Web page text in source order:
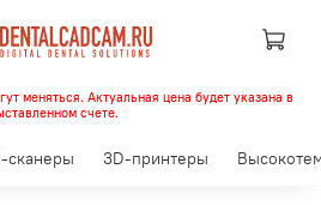
меняться. Актуальная цена будет указана в
счете.
сканеры 3D-принтеры